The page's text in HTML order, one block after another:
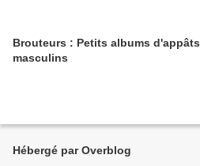
Brouteurs : Petits albums d'appâts
masculins
Hébergé par Overblog